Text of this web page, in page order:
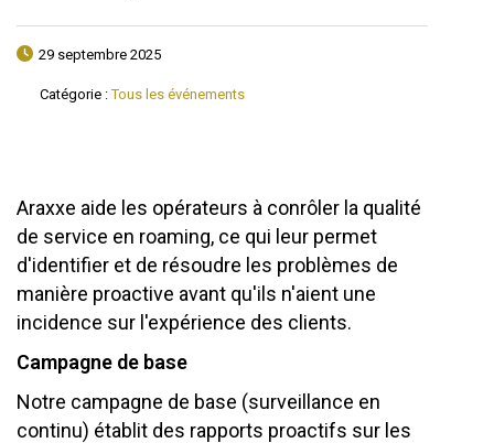
29 septembre 2025
Catégorie :Tous les événements
Araxxe aide les opérateurs à conrôler la qualité
de service en roaming, ce qui leur permet
d'identifier et de résoudre les problèmes de
manière proactive avant qu'ils n'aient une
incidence sur l'expérience des clients.
Campagne de base
Notre campagne de base (surveillance en
continu) établit des rapports proactifs sur les